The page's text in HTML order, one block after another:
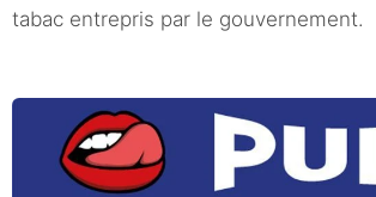
tabac entrepris par le gouvernement.